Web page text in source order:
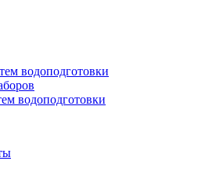
водоподготовки
водоподготовки